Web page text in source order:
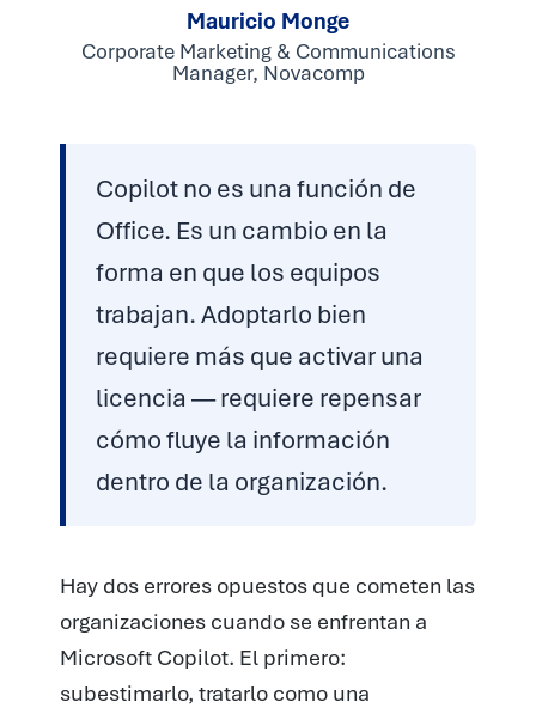
Mauricio Monge
Corporate Marketing & Communications
Manager, Novacomp
Copilot no es una función de
Office. Es un cambio en la
forma en que los equipos
trabajan. Adoptarlo bien
requiere más que activar una
licencia — requiere repensar
cómo fluye la información
dentro de la organización.
Hay dos errores opuestos que cometen las
organizaciones cuando se enfrentan a
Microsoft Copilot. El primero:
subestimarlo, tratarlo como una